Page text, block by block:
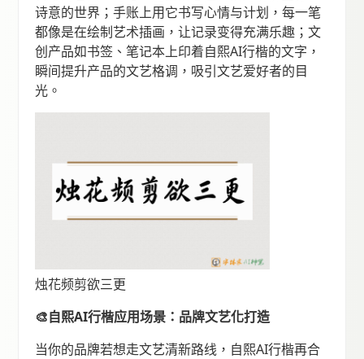
诗意的世界；手账上用它书写心情与计划，每一笔
都像是在绘制艺术插画，让记录变得充满乐趣；文
创产品如书签、笔记本上印着自熙AI行楷的文字，
瞬间提升产品的文艺格调，吸引文艺爱好者的目
光。
烛花频剪欲三更
🎨自熙AI行楷应用场景：品牌文艺化打造
当你的品牌若想走文艺清新路线，自熙AI行楷再合